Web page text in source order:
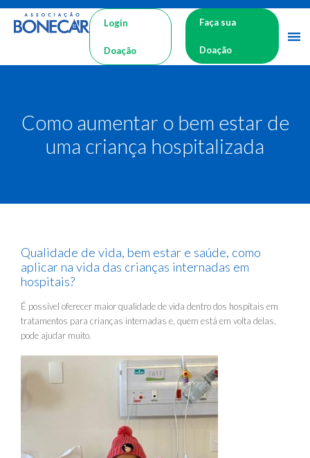
Login
Doação
Faça sua
Doação
Como aumentar o bem estar de
uma criança hospitalizada
Qualidade de vida, bem estar e saúde, como
aplicar na vida das crianças internadas em
hospitais?
É possível oferecer maior qualidade de vida dentro dos hospitais em
tratamentos para crianças internadas e, quem está em volta delas,
pode ajudar muito.